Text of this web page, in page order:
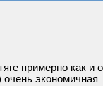
примерно как и
очень экономичная